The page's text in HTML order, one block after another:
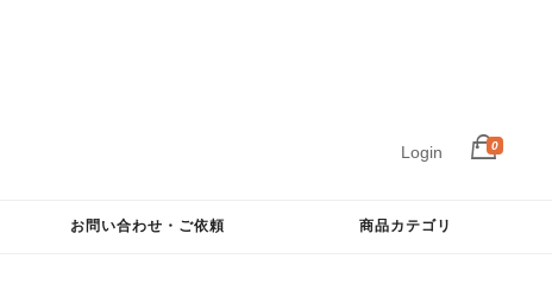
Login 0
お問い合わせ・ご依頼 商品カテゴリ